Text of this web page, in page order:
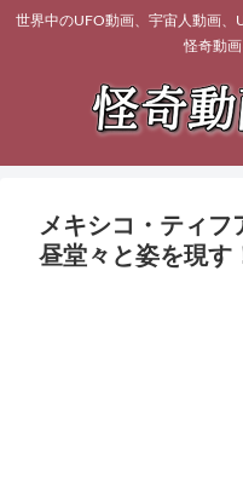
世界中のUFO動画、宇宙人動画、
怪奇動画
メキシコ・ティフ
昼堂々と姿を現す